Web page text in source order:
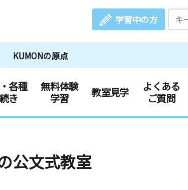
学習中の方
KUMONの原点
各種
き
無料体験
学習
教室見学
よくある
ご質問
公文式教室